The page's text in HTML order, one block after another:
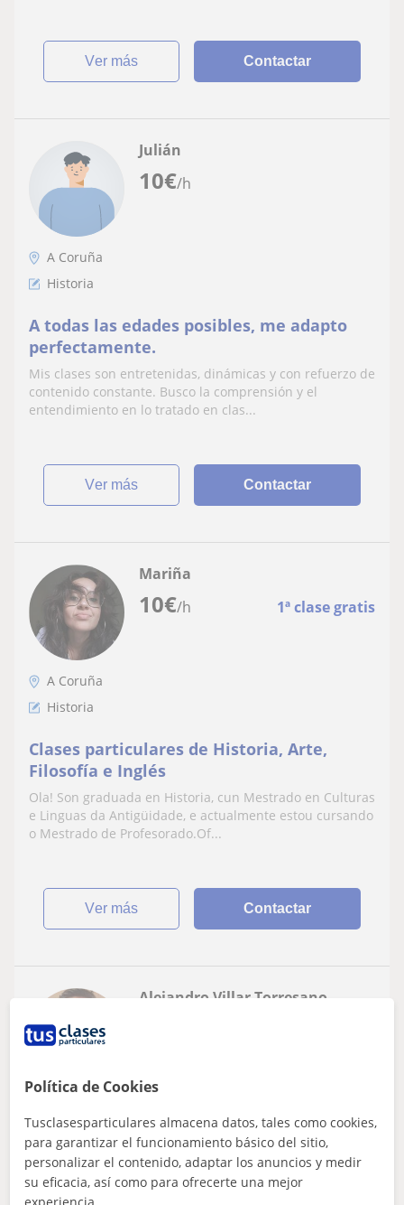
ver más Contactar
10€/h
Julián
A Coruña
Historia
A todas las edades posibles, me adapto
perfectamente.
Mis clases son entretenidas, dinámicas y con refuerzo de
contenido constante. Busco la comprensión y el
entendimiento en lo tratado en clas...
ver más Contactar
10€/h 1ª clase gratis
Mariña
A Coruña
Historia
Clases particulares de Historia, Arte,
Filosofía e Inglés
Ola! Son graduada en Historia, cun Mestrado en Culturas
e Linguas da Antigüidade, e actualmente estou cursando
o Mestrado de Profesorado.Of...
ver más Contactar
Alejandro Villar Torresano
Historia
Actualmente estoy acabando mis estudios
universitarios de Historia por la
Política de Cookies
Tusclasesparticulares almacena datos, tales como cookies,
para garantizar el funcionamiento básico del sitio,
personalizar el contenido, adaptar los anuncios y medir
su eficacia, así como para ofrecerte una mejor
experiencia.